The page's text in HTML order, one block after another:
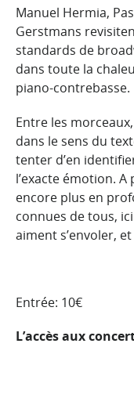
Manuel Hermia,
Gerstmans
standards de
dans toute la
piano-contrebasse.
Entre les
dans le sens du
tenter d’en
l’exacte émotion.
encore plus en
connues de tous,
aiment s’envoler,
Entrée: 10€
L’accès aux